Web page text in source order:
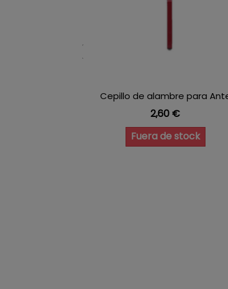
Cepillo de alambre para
Precio
2,60 €
Fuera de stock